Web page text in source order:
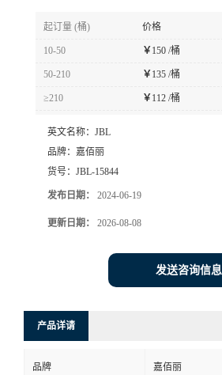
起订量 (桶) 价格
10-50 ￥150 /桶
50-210 ￥135 /桶
≥210 ￥112 /桶
英文名称： JBL
品牌： 嘉佰丽
货号： JBL-15844
发布日期： 2024-06-19
更新日期： 2026-08-08
发送咨询信息
产品详请
品牌 嘉佰丽